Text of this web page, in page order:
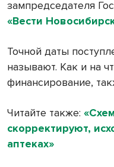
зампредседателя
«Вести
Точной даты
называют. Как и на
финансирование,
Читайте также:
скорректируют,
аптеках»